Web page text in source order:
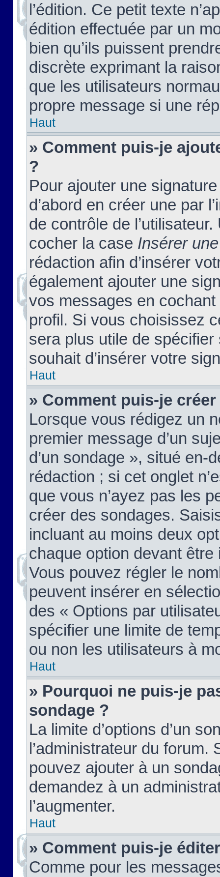
l’édition. Ce petit texte
édition effectuée par un
bien qu’ils puissent
discrète exprimant la
que les utilisateurs
propre message si une
Haut
» Comment puis-je
?
Pour ajouter une
d’abord en créer une par
de contrôle de
cocher la case Insérer
rédaction afin d’insérer
également ajouter une
vos messages en
profil. Si vous choisissez
sera plus utile de
souhait d’insérer votre
Haut
» Comment puis-je
Lorsque vous rédigez un
premier message d’un
d’un sondage », situé en-
rédaction ; si cet onglet
que vous n’ayez pas les
créer des sondages.
incluant au moins deux
chaque option devant
Vous pouvez régler le
peuvent insérer en
des « Options par
spécifier une limite de
ou non les utilisateurs à
Haut
» Pourquoi ne puis-je
sondage ?
La limite d’options d’un
l’administrateur du forum.
pouvez ajouter à un
demandez à un
l’augmenter.
Haut
» Comment puis-je
Comme pour les